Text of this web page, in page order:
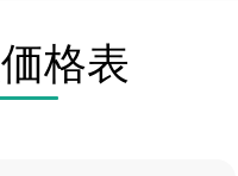
格表